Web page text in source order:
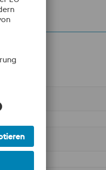
| 6,84 MB